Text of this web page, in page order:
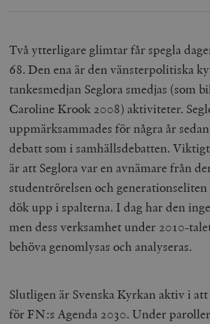
Två ytterligare glimtar får spegla
68. Den ena är den vänsterpolitiska
tankesmedjan Seglora smedjas (som
Caroline Krook 2008) aktiviteter.
uppmärksammades för några år
debatt som i samhällsdebatten.
är att Seglora var en avnämare från
studentrörelsen och generationseliten
dök upp i spalterna. I dag har den
men dess verksamhet under 2010-
behöva genomlysas och analyseras.
Slutligen är Svenska Kyrkan aktiv i att
för FN:s Agenda 2030. Under